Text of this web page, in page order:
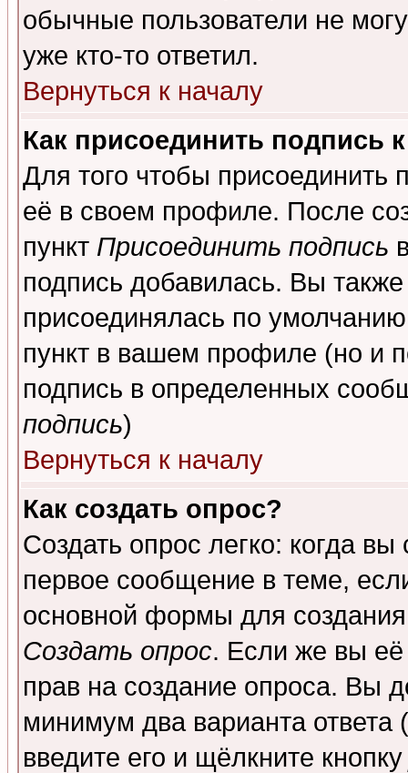
обычные пользователи не
уже кто-то ответил.
Вернуться к началу
Как присоединить подпись
Для того чтобы присоединить
её в своем профиле. После
пункт Присоединить подпись
подпись добавилась. Вы
присоединялась по
пункт в вашем профиле (но и
подпись в определенных
подпись)
Вернуться к началу
Как создать опрос?
Создать опрос легко: когда
первое сообщение в теме,
основной формы для
Создать опрос. Если же вы её
прав на создание опроса. Вы
минимум два варианта ответа
введите его и щёлкните